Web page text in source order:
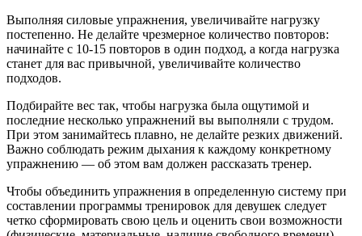
Выполняя силовые упражнения, увеличивайте нагрузку
постепенно. Не делайте чрезмерное количество повторов:
начинайте с 10-15 повторов в один подход, а когда нагрузка
станет для вас привычной, увеличивайте количество
подходов.
Подбирайте вес так, чтобы нагрузка была ощутимой и
последние несколько упражнений вы выполняли с трудом.
При этом занимайтесь плавно, не делайте резких движений.
Важно соблюдать режим дыхания к каждому конкретному
упражнению — об этом вам должен рассказать тренер.
Чтобы объединить упражнения в определенную систему при
составлении программы тренировок для девушек следует
четко сформировать свою цель и оценить свои возможности